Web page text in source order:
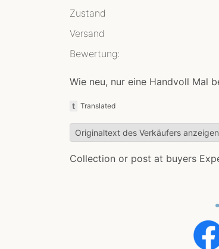
Zustand
Versand
Bewertung:
Wie neu, nur eine Handvoll Mal
t Translated
Originaltext des Verkäufers anzeigen
Collection or post at buyers